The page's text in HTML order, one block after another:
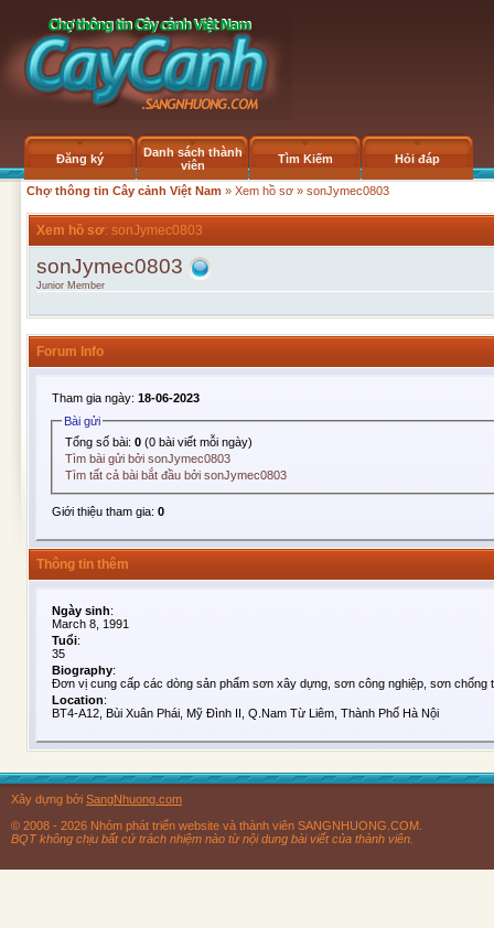
Đăng ký
Danh sách thành
viên
Tìm Kiếm Hỏi đáp
Chợ thông tin Cây cảnh Việt Nam » Xem hồ sơ » sonJymec0803
Xem hồ sơ: sonJymec0803
sonJymec0803
Junior Member
Forum Info
Tham gia ngày: 18-06-2023
Bài gửi
Tổng số bài:0 (0 bài viết mỗi ngày)
Tìm bài gửi bởi sonJymec0803
Tìm tất cả bài bắt đầu bởi sonJymec0803
Giới thiệu tham gia: 0
Thông tin thêm
Ngày sinh:
March 8, 1991
Tuổi:
35
Biography:
Đơn vị cung cấp các dòng sản phẩm sơn xây dựng, sơn công nghiệp, sơn chống t
Location:
BT4-A12, Bùi Xuân Phái, Mỹ Đình II, Q.Nam Từ Liêm, Thành Phố Hà Nội
Xây dựng bởi SangNhuong.com
© 2008 - 2026 Nhóm phát triển website và thành viên SANGNHUONG.COM.
BQT không chịu bất cứ trách nhiệm nào từ nội dung bài viết của thành viên.